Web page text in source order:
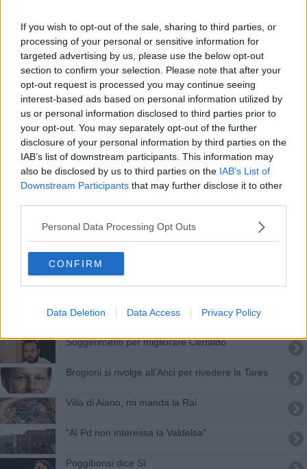
If you wish to opt-out of the sale, sharing to third parties, or
processing of your personal or sensitive information for
targeted advertising by us, please use the below opt-out
section to confirm your selection. Please note that after your
opt-out request is processed you may continue seeing
interest-based ads based on personal information utilized by
us or personal information disclosed to third parties prior to
your opt-out. You may separately opt-out of the further
disclosure of your personal information by third parties on the
IAB’s list of downstream participants. This information may
also be disclosed by us to third parties on the IAB’s List of
Downstream Participants that may further disclose it to other
Personal Data Processing Opt Outs
CONFIRM
Data Deletion Data Access Privacy Policy
Vigilia di sciopero, chi si ferma e quando
Archivi digitali, 80 Comuni dallo scaffale al pc
Tavolo regionale per la moda in crisi
Barberino-Tavarnelle, c'è il si
Cento colligiani "difendono" Canocchi
Donazione di organi, moduli all'anagrafe
contrario
Scuola, il trend è positivo
Certaldo a sostegno dei diritti civili
Suggerimenti per migliorare Certaldo
Brogioni si rivolge all'Anci per rivedere la Tares
Villa di Aiano, mi manda la Rai
"Al Pd non interessa la Valdelsa"
Poggibonsi dice Sì